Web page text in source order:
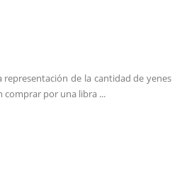
representación de la cantidad de yenes
comprar por una libra ...